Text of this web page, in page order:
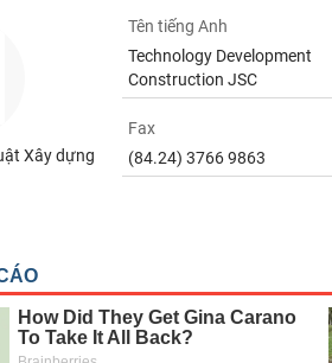
Xây dựng
Tên tiếng Anh
Technology Development
Construction JSC
Fax
(84.24) 3766 9863